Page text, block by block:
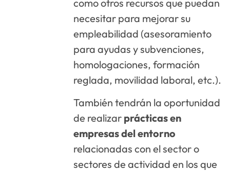
como otros recursos que puedan
necesitar para mejorar su
empleabilidad (asesoramiento
para ayudas y subvenciones,
homologaciones, formación
reglada, movilidad laboral, etc.).
También tendrán la oportunidad
de realizar prácticas en
empresas del entorno
relacionadas con el sector o
sectores de actividad en los que